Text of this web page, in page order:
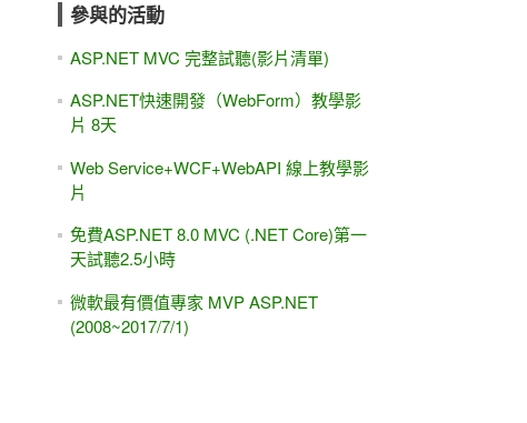
參與的活動
ASP.NET MVC 完整試聽(影片清單)
ASP.NET快速開發（WebForm）教學影
片 8天
Web Service+WCF+WebAPI 線上教學影
片
免費ASP.NET 8.0 MVC (.NET Core)第一
天試聽2.5小時
微軟最有價值專家 MVP ASP.NET
(2008~2017/7/1)